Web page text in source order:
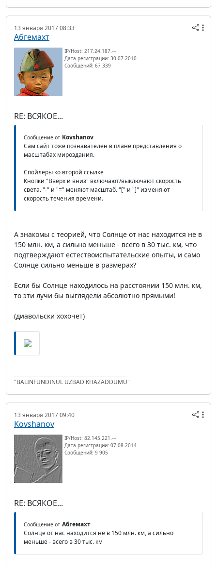
13 января 2017 08:33
Абгемахт
IP/Host: 217.24.187.---
Дата регистрации: 30.07.2010
Сообщений: 67 339
RE: ВСЯКОЕ...
Сообщение от Kovshanov
Сам сайт тоже познавателен в плане представления о
масштабах мироздания.
Спойлеры ко второй ссылке
Кнопки "Вверх и вниз" включают/выключают скорость
света. "-" и "=" меняют масштаб. "[" и "]" изменяют
скорость течения времени.
А знакомы с теорией, что Солнце от нас находится не в
150 млн. км, а сильно меньше - всего в 30 тыс. км, что
подтверждают естествоиспытательские опыты, и само
Солнце сильно меньше в размерах?
Если бы Солнце находилось на расстоянии 150 млн. км,
то эти лучи бы выглядели абсолютно прямыми!
(диавольски хохочет)
"BALINFUNDINUL UZBAD KHAZADDUMU"
13 января 2017 09:40
Kovshanov
IP/Host: 82.145.221.---
Дата регистрации: 07.08.2014
Сообщений: 9 905
RE: ВСЯКОЕ...
Сообщение от Абгемахт
Солнце от нас находится не в 150 млн. км, а сильно
меньше - всего в 30 тыс. км